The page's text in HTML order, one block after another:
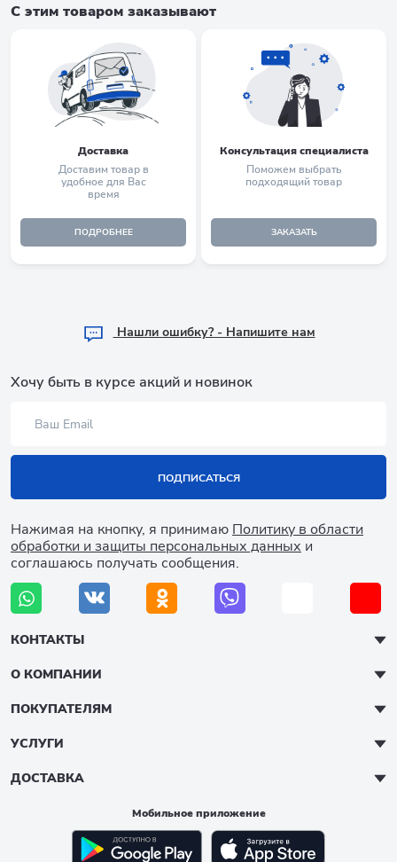
С этим товаром заказывают
Доставка
Доставим товар в
удобное для Вас
время
ПОДРОБНЕЕ
Консультация специалиста
Поможем выбрать
подходящий товар
ЗАКАЗАТЬ
Hашли ошибку? - Напишите нам
Хочу быть в курсе акций и новинок
ПОДПИСАТЬСЯ
Нажимая на кнопку, я принимаю Политику в области
обработки и защиты персональных данных и
соглашаюсь получать сообщения.
КОНТАКТЫ
О КОМПАНИИ
ПОКУПАТЕЛЯМ
УСЛУГИ
ДОСТАВКА
Мобильное приложение